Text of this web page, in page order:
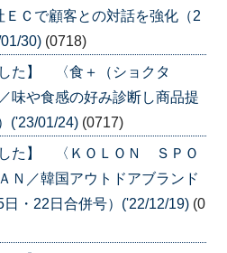
Ｃで顧客との対話を強化（2
30) (0718)
た】 〈食＋（ショクタ
味や食感の好み診断し商品提
('23/01/24) (0717)
た】 〈ＫＯＬＯＮ ＳＰＯ
Ｎ／韓国アウトドアブランド
・22日合併号）('22/12/19) (0